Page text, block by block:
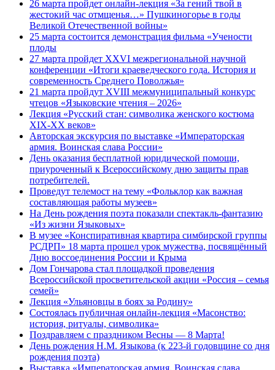
26 марта пройдет онлайн-лекция «За гений твой в
жестокий час отмщенья…» Пушкиногорье в годы
Великой Отечественной войны»
25 марта состоится демонстрация фильма «Учености
плоды
27 марта пройдет XXVI межрегиональной научной
конференции «Итоги краеведческого года. История и
современность Среднего Поволжья»
21 марта пройдут XVIII межмуниципальный конкурс
чтецов «Языковские чтения – 2026»
Лекция «Русский стан: символика женского костюма
XIX-XX веков»
Авторская экскурсия по выставке «Императорская
армия. Воинская слава России»
День оказания бесплатной юридической помощи,
приуроченный к Всероссийскому дню защиты прав
потребителей.
Проведут телемост на тему «Фольклор как важная
составляющая работы музеев»
На День рождения поэта показали спектакль-фантазию
«Из жизни Языковых»
В музее «Конспиративная квартира симбирской группы
РСДРП» 18 марта прошел урок мужества, посвящённый
Дню воссоединения России и Крыма
Дом Гончарова стал площадкой проведения
Всероссийской просветительской акции «Россия – семья
семей»
Лекция «Ульяновцы в боях за Родину»
Состоялась публичная онлайн-лекция «Масонство:
история, ритуалы, символика»
Поздравляем с праздником Весны — 8 Марта!
День рождения Н.М. Языкова (к 223-й годовщине со дня
рождения поэта)
Выставка «Императорская армия. Воинская слава